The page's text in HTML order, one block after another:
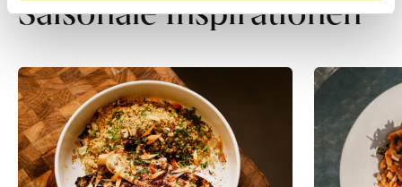
Saisonale Inspirationen